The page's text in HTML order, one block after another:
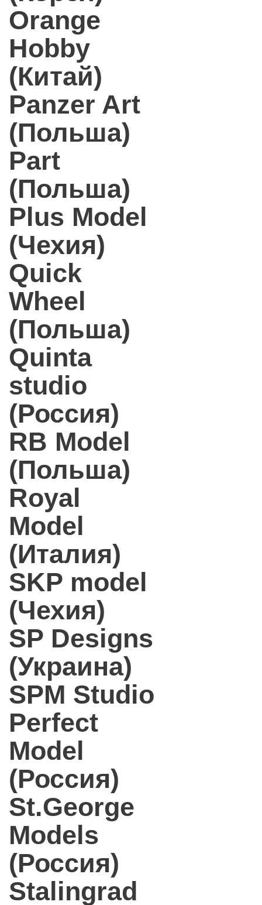
Orange
Hobby
(Китай)
Panzer Art
(Польша)
Part
(Польша)
Plus Model
(Чехия)
Quick
Wheel
(Польша)
Quinta
studio
(Россия)
RB Model
(Польша)
Royal
Model
(Италия)
SKP model
(Чехия)
SP Designs
(Украина)
SPM Studio
Perfect
Model
(Россия)
St.George
Models
(Россия)
Stalingrad